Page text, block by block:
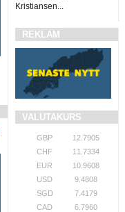
Kristiansen...
REKLAM
VALUTAKURS
GBP
12.7905
CHF
11.7334
EUR
10.9608
USD
9.4808
SGD
7.4179
CAD
6.7960